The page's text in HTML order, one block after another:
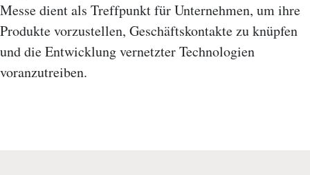
Messe dient als Treffpunkt für Unternehmen, um ihre
Produkte vorzustellen, Geschäftskontakte zu knüpfen
und die Entwicklung vernetzter Technologien
voranzutreiben.